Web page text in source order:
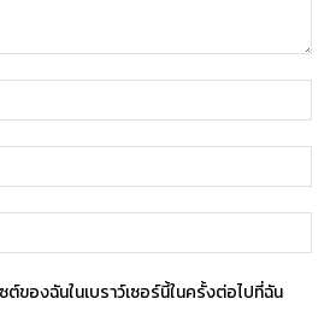
ต์ของฉันในเบราว์เซอร์นี้ในครั้งต่อไปที่ฉัน